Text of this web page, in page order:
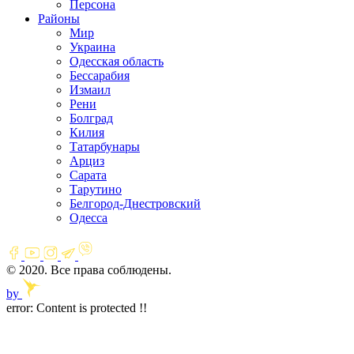
Персона
Районы
Мир
Украина
Одесская область
Бессарабия
Измаил
Рени
Болград
Килия
Татарбунары
Арциз
Сарата
Тарутино
Белгород-Днестровский
Одесса
© 2020. Все права соблюдены.
by
error: Content is protected !!